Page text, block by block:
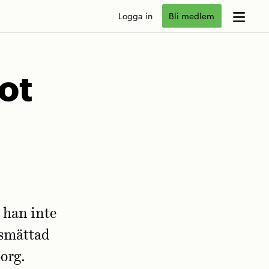
Logga in Bli medlem
han inte